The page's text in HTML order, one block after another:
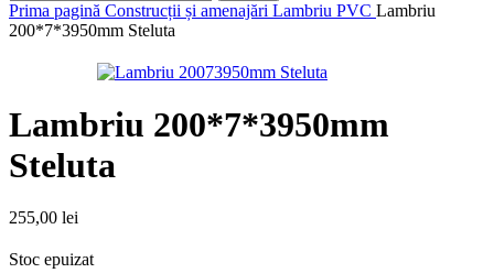
Prima pagină Construcții și amenajări Lambriu PVC Lambriu
200*7*3950mm Steluta
Lambriu 200*7*3950mm
Steluta
255,00 lei
Stoc epuizat